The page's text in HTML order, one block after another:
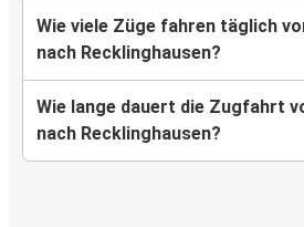
Wie viele Züge fahren täglich
nach Recklinghausen?
Wie lange dauert die Zugfahrt
nach Recklinghausen?